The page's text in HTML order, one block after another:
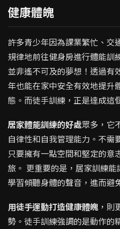
健康體魄
許多青少年因為課業繁忙、交
規律地前往健身房進行體能訓
並非遙不可及的夢想！透過有
年也能在家中安全有效地提升
態。而徒手訓練，正是達成這
居家體能訓練的好處眾多，它
自律性和自我管理能力。不需
只要擁有一點空間和堅定的意
旅。 更重要的是，居家訓練能
學習傾聽身體的聲音，進而避
用徒手運動打造健康體魄 ，則
勢。徒手訓練強調的是動作的